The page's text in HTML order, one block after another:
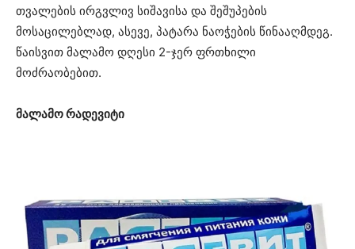
თვალების ირგვლივ სიშავისა და შეშუპების
მოსაცილებლად, ასევე, პატარა ნაოჭების წინააღმდეგ.
წაისვით მალამო დღესი 2-ჯერ ფრთხილი
მოძრაობებით.
მალამო რადევიტი